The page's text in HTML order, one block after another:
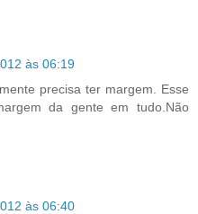
às 06:19
precisa ter margem. Esse
da gente em tudo.Não
às 06:40